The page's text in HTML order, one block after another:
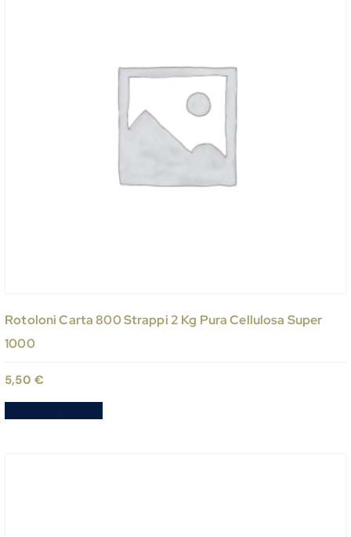
Rotoloni Carta 800 Strappi 2 Kg Pura Cellulosa Super
1000
5,50 €